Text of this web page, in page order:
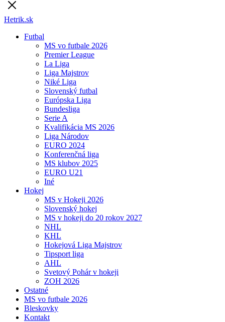
Hetrik.sk
Futbal
MS vo futbale 2026
Premier League
La Liga
Liga Majstrov
Niké Liga
Slovenský futbal
Európska Liga
Bundesliga
Serie A
Kvalifikácia MS 2026
Liga Národov
EURO 2024
Konferenčná liga
MS klubov 2025
EURO U21
Iné
Hokej
MS v Hokeji 2026
Slovenský hokej
MS v hokeji do 20 rokov 2027
NHL
KHL
Hokejová Liga Majstrov
Tipsport liga
AHL
Svetový Pohár v hokeji
ZOH 2026
Ostatné
MS vo futbale 2026
Bleskovky
Kontakt